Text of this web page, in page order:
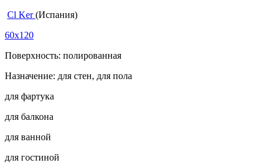
Cl Ker(Испания)
60x120
Поверхность: полированная
Назначение: для стен, для пола
для фартука
для балкона
для ванной
для гостиной